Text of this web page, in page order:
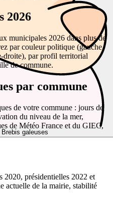
Brebis galeuses
2026
municipales 2026 dans plus de
par couleur politique (gauche,
droite), par profil territorial
de commune.
par commune
de votre commune : jours de
du niveau de la mer,
de Météo France et du GIEC,
2020, présidentielles 2022 et
actuelle de la mairie, stabilité